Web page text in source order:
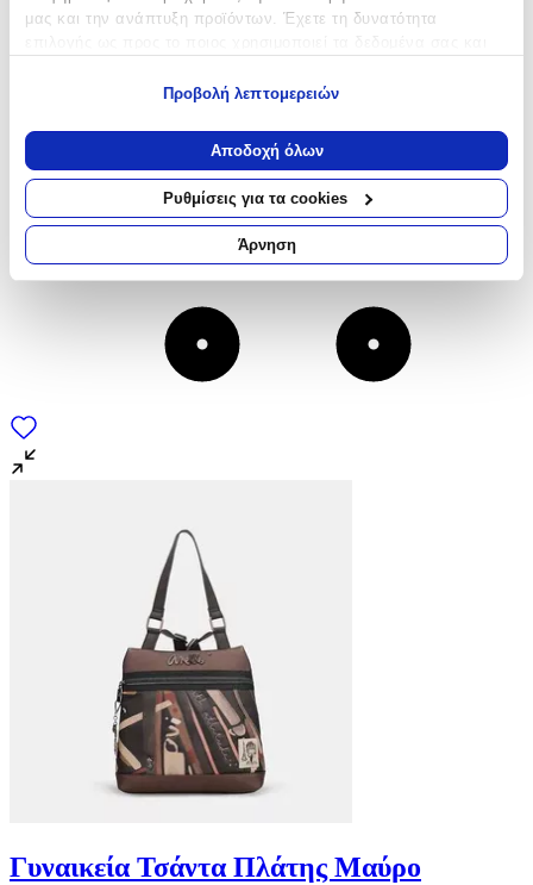
μας και την ανάπτυξη προϊόντων. Έχετε τη δυνατότητα
Να συλλέξουμε πληροφορίες σχετικά με τη γεωγραφική
σας τοποθεσία, οι οποίες μπορεί να είναι ακριβείς σε
απόσταση μερικών μέτρων
Να αναγνωρίσουμε τη συσκευή σας σαρώνοντας ενεργά
για συγκεκριμένα χαρακτηριστικά (δακτυλικό αποτύπωμα)
Μάθετε περισσότερα σχετικά με τον τρόπο επεξεργασίας των
ενότητα “Λεπτομέρειες”
. Μπορείτε να αλλάξετε ή να
ανακαλέσετε τη συγκατάθεσή σας ανά πάσα στιγμή από τη
σωστά, να εξατομικεύουμε περιεχόμενο και διαφημίσεις, να
παρέχουμε λειτουργίες μέσων κοινωνικής δικτύωσης και να
διεύθυνση IP σας, χρησιμοποιώντας τεχνολογία όπως cookies
για να αποθηκεύουμε και να έχουμε πρόσβαση σε πληροφορίες
στη συσκευή σας, με σκοπό την προβολή εξατομικευμένων
διαφημίσεων και περιεχομένου, τις μετρήσεις σχετικά με
διαφημίσεις και περιεχόμενο, την καλύτερη εικόνα του κοινού
μας και την ανάπτυξη προϊόντων. Επίσης, κοινοποιούμε
πληροφορίες σχετικά με την από μέρους σας χρήση της
τοποθεσίας μας στους συνεργάτες μέσων κοινωνικής
δικτύωσης, διαφημίσεων και ανάλυσης.
Προβολή λεπτομερειών
Αποδοχή όλων
Ρυθμίσεις για τα cookies
Άρνηση
Γυναικεία Τσάντα Πλάτης Μαύρο